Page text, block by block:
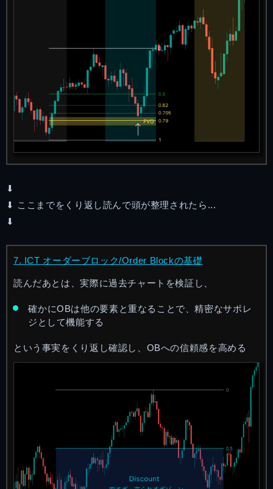
⬇︎
⬇︎ ここまでをくり返し読んで頭が整理されたら...
⬇︎
7. ICT オーダーブロック/Order Blockの基礎
読んだあとは、実際に過去チャートを検証し、
確かにOBは他の要素と重なることで、精密なサポレ
ジとして機能する
という事実をくり返し確認し、OBへの信頼感を高める